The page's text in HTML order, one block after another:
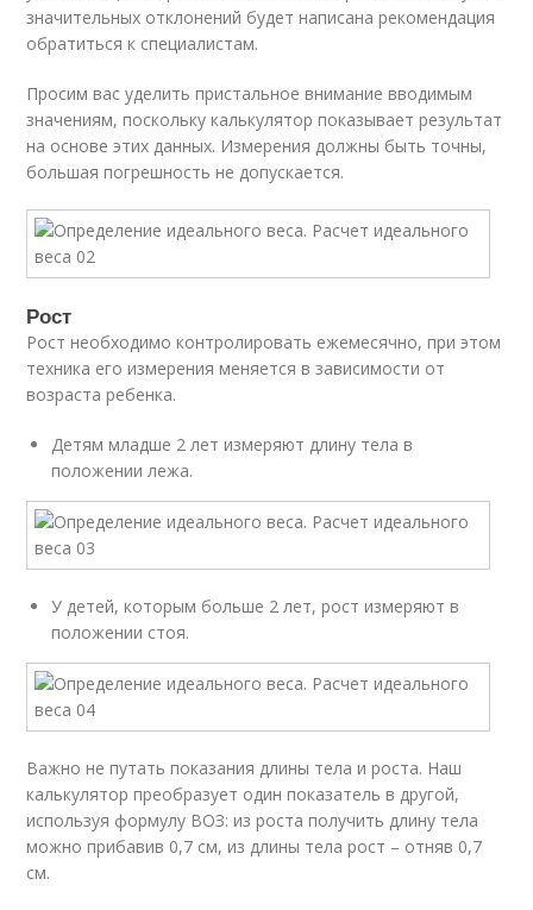
значительных отклонений будет написана рекомендация
обратиться к специалистам.
Просим вас уделить пристальное внимание вводимым
значениям, поскольку калькулятор показывает результат
на основе этих данных. Измерения должны быть точны,
большая погрешность не допускается.
Рост
Рост необходимо контролировать ежемесячно, при этом
техника его измерения меняется в зависимости от
возраста ребенка.
Детям младше 2 лет измеряют длину тела в
положении лежа.
У детей, которым больше 2 лет, рост измеряют в
положении стоя.
Важно не путать показания длины тела и роста. Наш
калькулятор преобразует один показатель в другой,
используя формулу ВОЗ: из роста получить длину тела
можно прибавив 0,7 см, из длины тела рост – отняв 0,7
см.